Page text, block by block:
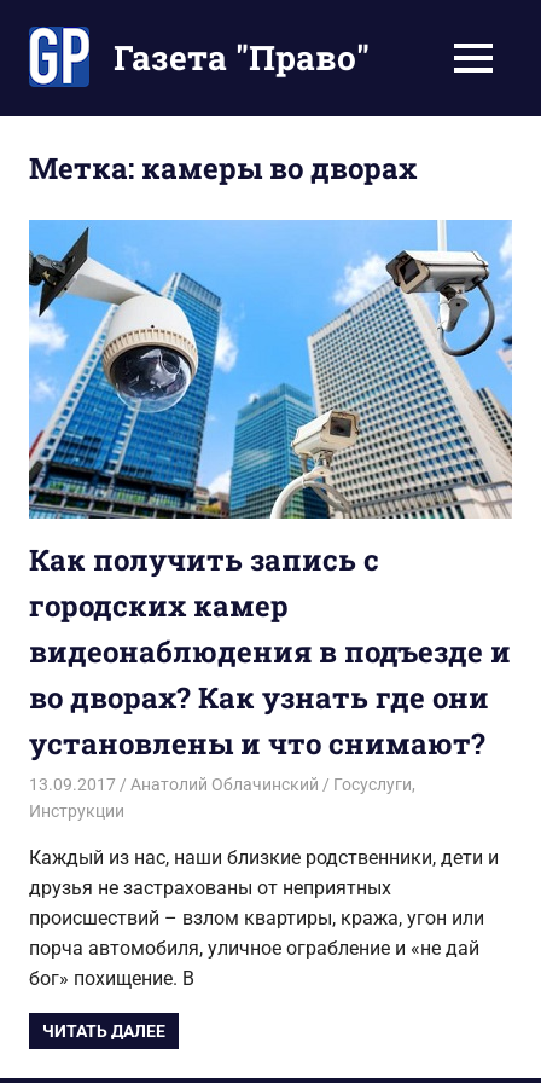
содержимомуГазета "Право"
Ваше
МЕНЮ
Метка: камеры во дворах
Как получить запись с
городских камер
видеонаблюдения в подъезде и
во дворах? Как узнать где они
установлены и что снимают?
13.09.2017 Анатолий Облачинский Госуслуги,
Инструкции
Каждый из нас, наши близкие родственники, дети и
друзья не застрахованы от неприятных
происшествий – взлом квартиры, кража, угон или
порча автомобиля, уличное ограбление и «не дай
бог» похищение. В
ЧИТАТЬ ДАЛЕЕ